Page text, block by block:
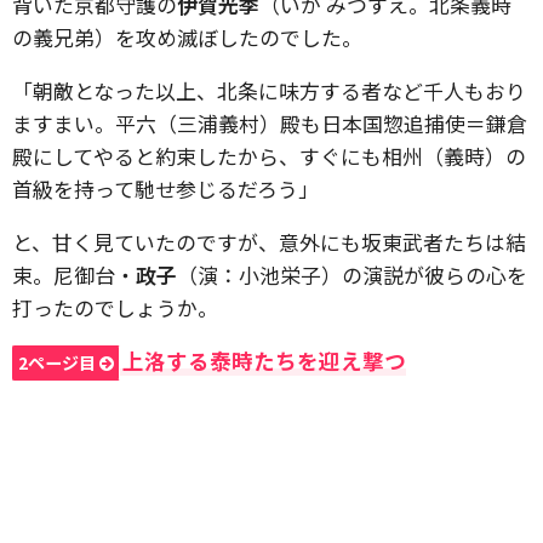
の義兄弟）を攻め滅ぼしたのでした。
「朝敵となった以上、北条に味方する者など千人もおり
ますまい。平六（三浦義村）殿も日本国惣追捕使＝鎌倉
殿にしてやると約束したから、すぐにも相州（義時）の
首級を持って馳せ参じるだろう」
と、甘く見ていたのですが、意外にも坂東武者たちは結
束。尼御台・ 政子 （演：小池栄子）の演説が彼らの心を
打ったのでしょうか。
2ページ目 上洛する泰時たちを迎え撃つ